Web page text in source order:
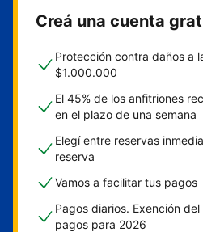
Creá una cuenta
Protección contra daños a
$1.000.000
El 45% de los anfitriones
en el plazo de una semana
Elegí entre reservas
reserva
Vamos a facilitar tus pagos
Pagos diarios. Exención
pagos para 2026